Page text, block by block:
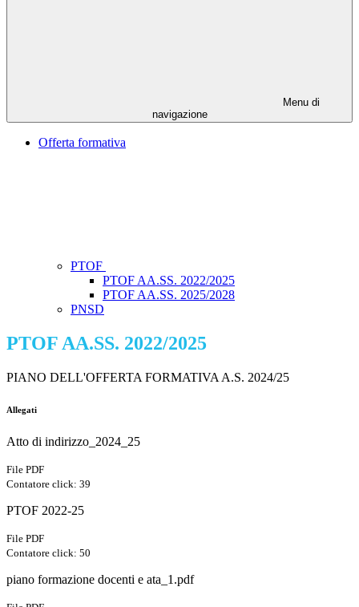
Menu di
navigazione
Offerta formativa
PTOF
PTOF AA.SS. 2022/2025
PTOF AA.SS. 2025/2028
PNSD
PTOF AA.SS. 2022/2025
PIANO DELL'OFFERTA FORMATIVA A.S. 2024/25
Allegati
Atto di indirizzo_2024_25
File PDF
Contatore click: 39
PTOF 2022-25
File PDF
Contatore click: 50
piano formazione docenti e ata_1.pdf